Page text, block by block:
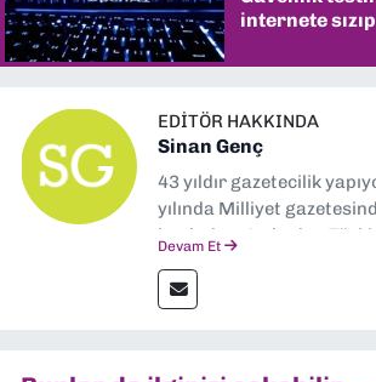
internete
EDITÖR HAKKINDA
Sinan Genç
43 yıldır gazetecilik
yılında Milliyet
başladım. Ardından
muhabir, editör, müdür
müdürü olarak görev
Devam Et